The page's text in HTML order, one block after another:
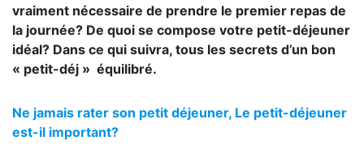
vraiment nécessaire de prendre le premier repas de
la journée? De quoi se compose votre petit-déjeuner
idéal? Dans ce qui suivra, tous les secrets d’un bon
« petit-déj » équilibré.
Ne jamais rater son petit déjeuner, Le petit-déjeuner
est-il important?